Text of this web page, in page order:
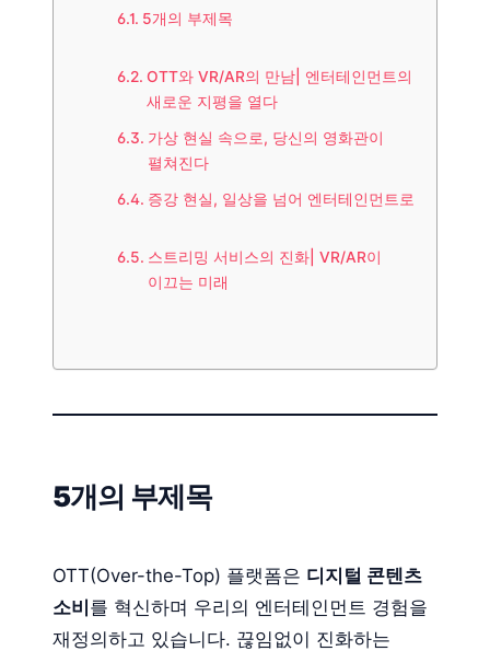
5개의 부제목
OTT와 VR/AR의 만남| 엔터테인먼트의
새로운 지평을 열다
가상 현실 속으로, 당신의 영화관이
펼쳐진다
증강 현실, 일상을 넘어 엔터테인먼트로
스트리밍 서비스의 진화| VR/AR이
이끄는 미래
5개의 부제목
OTT(Over-the-Top) 플랫폼은 디지털 콘텐츠
소비를 혁신하며 우리의 엔터테인먼트 경험을
재정의하고 있습니다. 끊임없이 진화하는